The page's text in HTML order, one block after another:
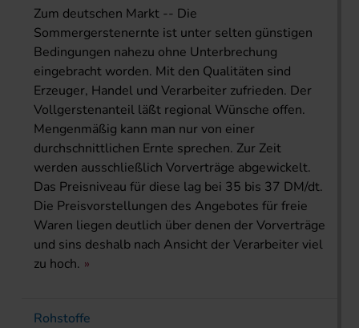
Zum deutschen Markt -- Die
Sommergerstenernte ist unter selten günstigen
Bedingungen nahezu ohne Unterbrechung
eingebracht worden. Mit den Qualitäten sind
Erzeuger, Handel und Verarbeiter zufrieden. Der
Vollgerstenanteil läßt regional Wünsche offen.
Mengenmäßig kann man nur von einer
durchschnittlichen Ernte sprechen. Zur Zeit
werden ausschließlich Vorverträge abgewickelt.
Das Preisniveau für diese lag bei 35 bis 37 DM/dt.
Die Preisvorstellungen des Angebotes für freie
Waren liegen deutlich über denen der Vorverträge
und sins deshalb nach Ansicht der Verarbeiter viel
zu hoch.
Rohstoffe